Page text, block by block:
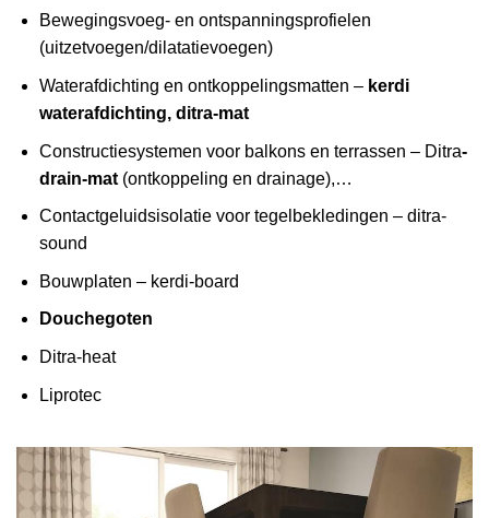
Bewegingsvoeg- en ontspanningsprofielen
(uitzetvoegen/dilatatievoegen)
Waterafdichting en ontkoppelingsmatten – kerdi
waterafdichting, ditra-mat
Constructiesystemen voor balkons en terrassen – Ditra-
drain-mat(ontkoppeling en drainage),…
Contactgeluidsisolatie voor tegelbe­kledingen – ditra-
sound
Bouwplaten – kerdi-board
Douchegoten
Ditra-heat
Liprotec